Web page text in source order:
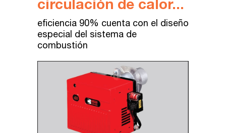
circulación de calor...
eficiencia 90% cuenta con el diseño
especial del sistema de
combustión